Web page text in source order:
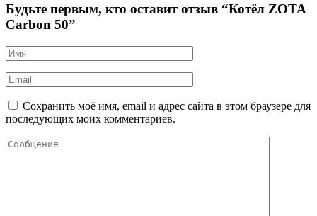
Будьте первым, кто оставит отзыв “Котёл ZOTA
Carbon 50”
Сохранить моё имя, email и адрес сайта в этом браузере для
последующих моих комментариев.